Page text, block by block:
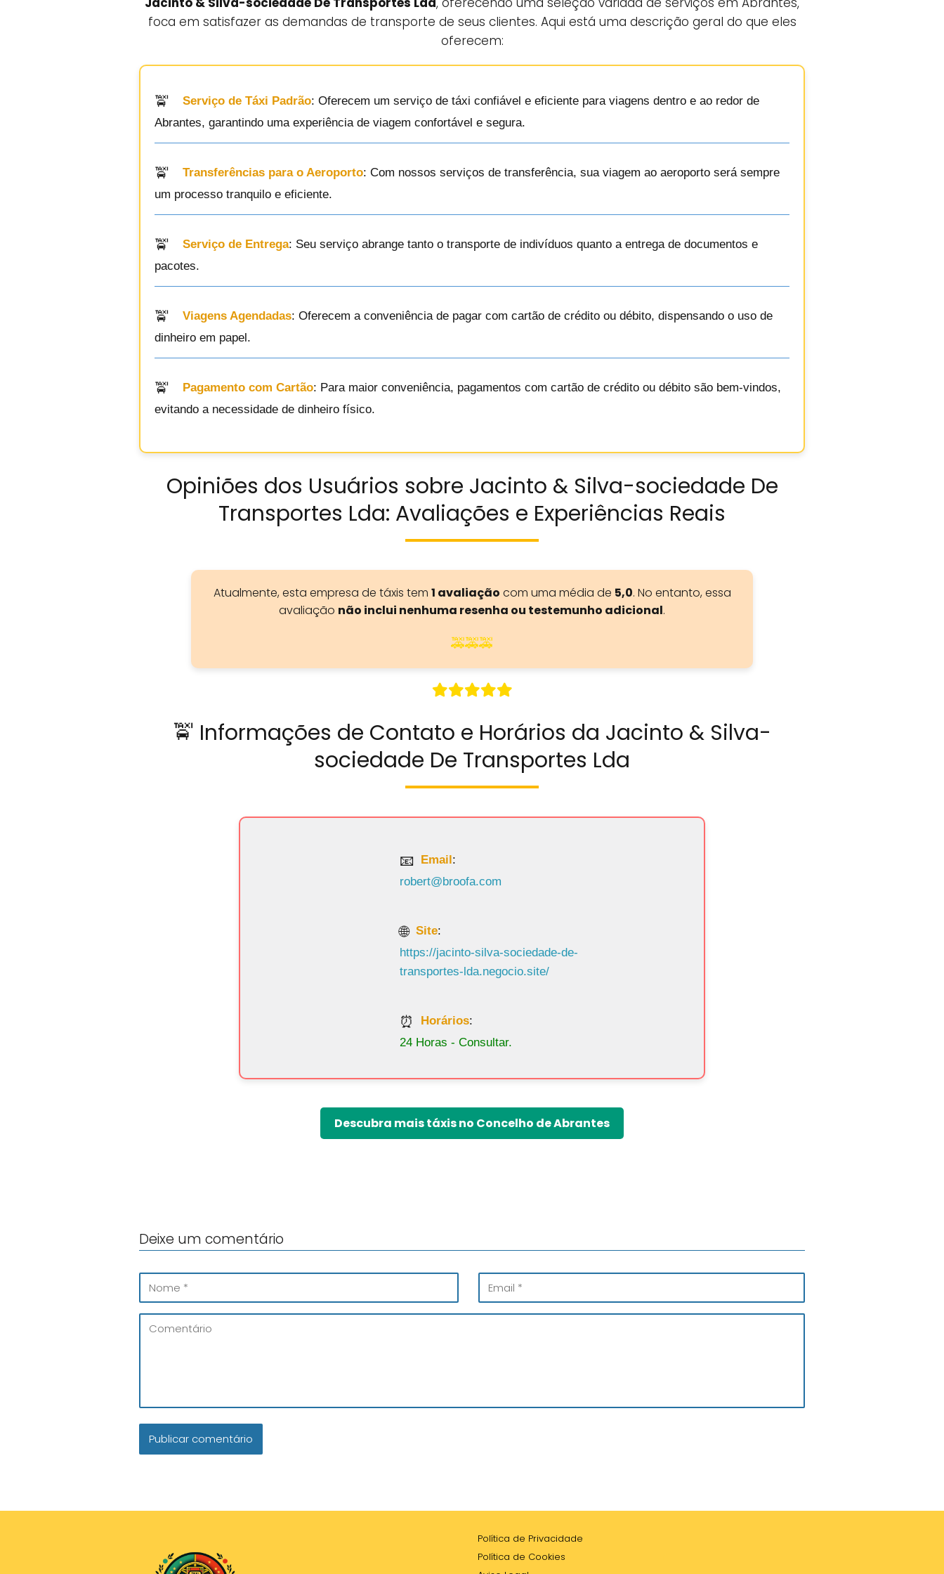
foca em satisfazer as demandas de transporte de seus clientes. Aqui está uma descrição geral do que eles
oferecem:
Serviço de Táxi Padrão: Oferecem um serviço de táxi confiável e eficiente para viagens dentro e ao redor de
Abrantes, garantindo uma experiência de viagem confortável e segura.
Transferências para o Aeroporto: Com nossos serviços de transferência, sua viagem ao aeroporto será sempre
um processo tranquilo e eficiente.
Serviço de Entrega: Seu serviço abrange tanto o transporte de indivíduos quanto a entrega de documentos e
pacotes.
Viagens Agendadas: Oferecem a conveniência de pagar com cartão de crédito ou débito, dispensando o uso de
dinheiro em papel.
Pagamento com Cartão: Para maior conveniência, pagamentos com cartão de crédito ou débito são bem-vindos,
evitando a necessidade de dinheiro físico.
Opiniões dos Usuários sobre Jacinto & Silva-sociedade De
Transportes Lda: Avaliações e Experiências Reais
Atualmente, esta empresa de táxis tem 1 avaliação com uma média de 5,0. No entanto, essa
avaliação não inclui nenhuma resenha ou testemunho adicional.
🚕🚕🚕
🚖 Informações de Contato e Horários da Jacinto & Silva-
sociedade De Transportes Lda
Email :
robert@broofa.com
Site:
https://jacinto-silva-sociedade-de-
transportes-lda.negocio.site/
Horários:
24 Horas - Consultar.
Descubra mais táxis no Concelho de Abrantes
Aviso Legal